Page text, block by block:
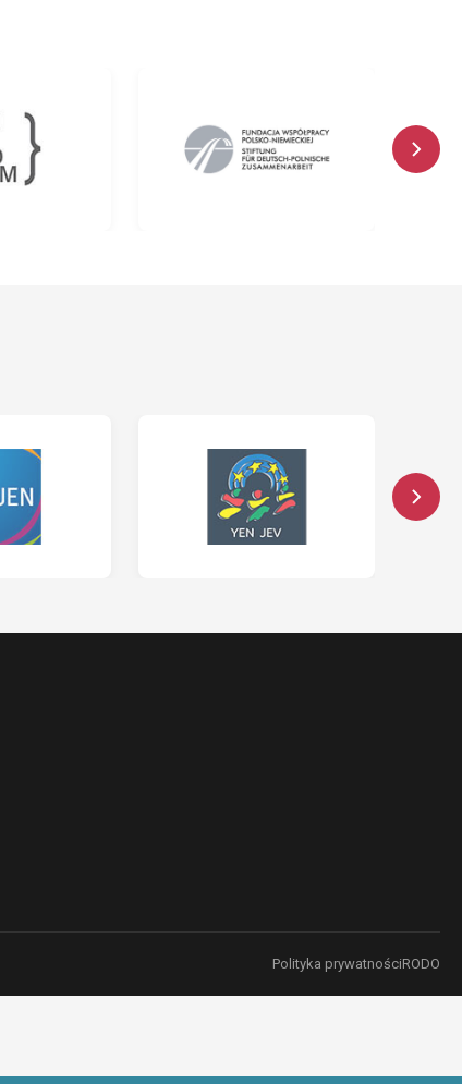
Polityka prywatnościRODO